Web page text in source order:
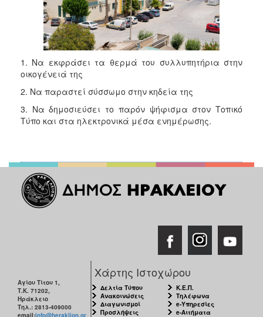
1. Να εκφράσει τα θερμά του συλλυπητήρια στην
οικογένειά της
2. Να παραστεί σύσσωμο στην κηδεία της
3. Να δημοσιεύσει το παρόν ψήφισμα στον Τοπικό
Τύπο και στα ηλεκτρονικά μέσα ενημέρωσης.
Αγίου Τίτου 1,
Τ.Κ. 71202,
Ηράκλειο
Τηλ.: 2813-409000
email:info@heraklion.gr
Χάρτης Ιστοχώρου
Δελτία Τύπου
Ανακοινώσεις
Διαγωνισμοί
Προσλήψεις
Κ.Ε.Π.
Τηλέφωνα
e-Υπηρεσίες
e-Αιτήματα